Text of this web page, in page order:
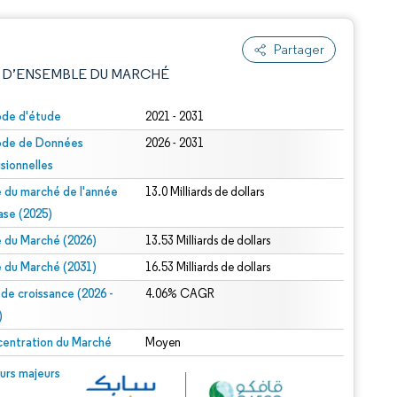
Partager
DU MARCHÉ
d'étude 2021 - 2031
de Données
2026 - 2031
du marché de l'année
(2025)
13.0 Milliards de dollars
du Marché (2026) 13.53 Milliards de dollars
du Marché (2031) 16.53 Milliards de dollars
croissance (2026 -
4.06% CAGR
du Marché Moyen
majeurs
© Mordor Intelligence. La réutilisation nécessite une attribution sous CC BY 4.0.
sous CC BY 4.0.